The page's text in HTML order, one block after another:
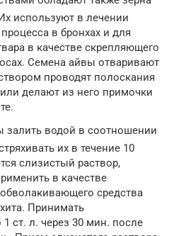
используют в лечении
в бронхах и для
в качестве скрепляющего
Семена айвы отваривают
проводят полоскания
делают из него примочки
залить водой в соотношении
их в течение 10
слизистый раствор,
в качестве
средства
Принимать
1 ст. л. через 30 мин. после